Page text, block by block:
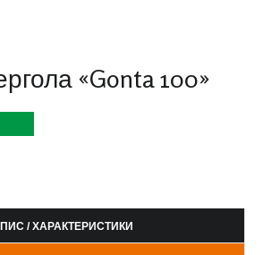
«Gonta 100»
/ ХАРАКТЕРИСТИКИ